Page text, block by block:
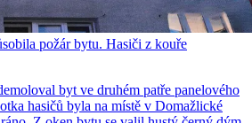
požár bytu. Hasiči z kouře
byt ve druhém patře panelového
hasičů byla na místě v Domažlické